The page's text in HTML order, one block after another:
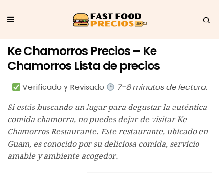
Ke Chamorros Precios – Ke
Chamorros Lista de precios
Verificado y Revisado 7-8 minutos de lectura.
Si estás buscando un lugar para degustar la auténtica
comida chamorra, no puedes dejar de visitar Ke
Chamorros Restaurante. Este restaurante, ubicado en
Guam, es conocido por su deliciosa comida, servicio
amable y ambiente acogedor.